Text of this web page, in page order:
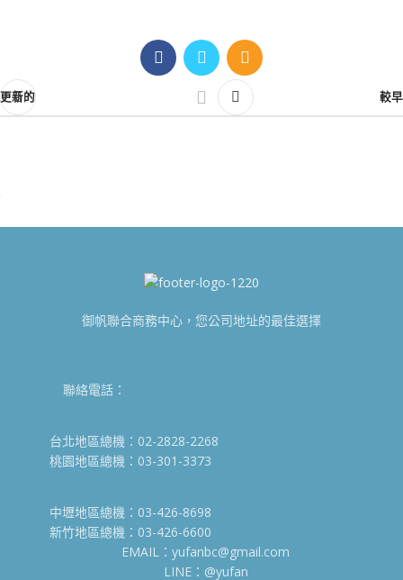
更新的 較早
御帆聯合商務中心，您公司地址的最佳選擇
聯絡電話：
台北地區總機：02-2828-2268
桃園地區總機：03-301-3373
中壢地區總機：03-426-8698
新竹地區總機：03-426-6600
EMAIL：yufanbc@gmail.com
LINE：@yufan